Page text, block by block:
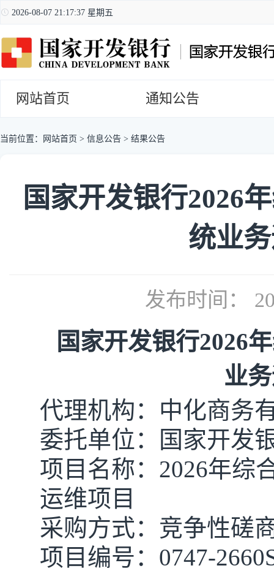
2026-08-07 21:17:38 星期五
网站首页 通知公告
当前位置： 网站首页 > 信息公告 > 结果公告
国家开发银行2026
统业
发布时间：
国家开发银行2026
业
代理机构：中化商务
委托单位：
国家开发
项目名称： 2026年综
运维项目
采购方式： 竞争性磋
项目编号： 0747-